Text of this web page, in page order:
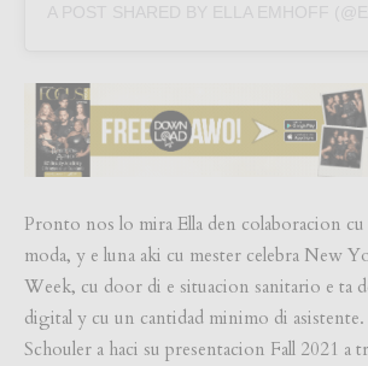
Pronto nos lo mira Ella den colaboracion cu
moda, y e luna aki cu mester celebra New
Week, cu door di e situacion sanitario e ta
digital y cu un cantidad minimo di
Schouler a haci su presentacion Fall 2021 a